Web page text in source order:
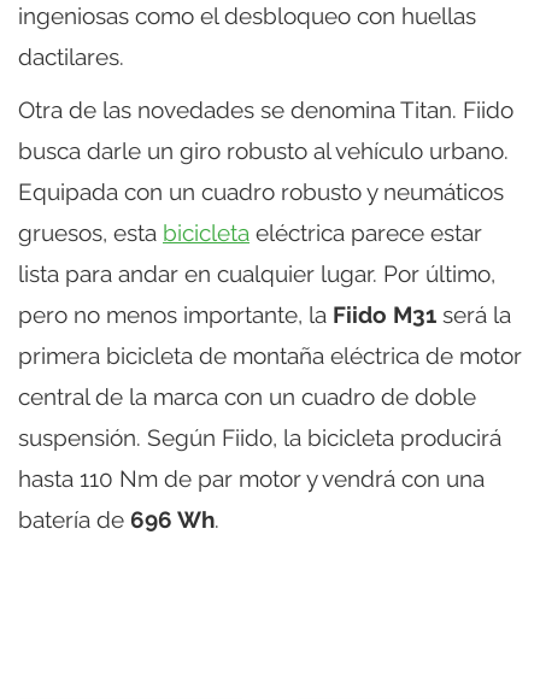
ingeniosas como el desbloqueo con huellas
dactilares.
Otra de las novedades se denomina Titan. Fiido
busca darle un giro robusto al vehículo urbano.
Equipada con un cuadro robusto y neumáticos
gruesos, esta bicicleta eléctrica parece estar
lista para andar en cualquier lugar. Por último,
pero no menos importante, la Fiido M31 será la
primera bicicleta de montaña eléctrica de motor
central de la marca con un cuadro de doble
suspensión. Según Fiido, la bicicleta producirá
hasta 110 Nm de par motor y vendrá con una
batería de 696 Wh.